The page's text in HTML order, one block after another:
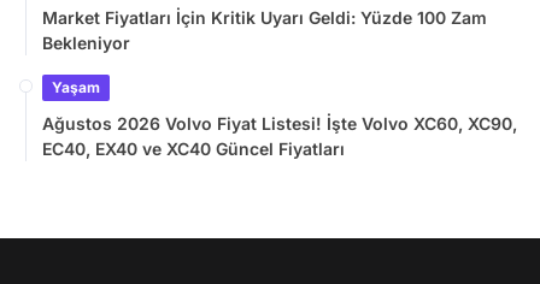
Market Fiyatları İçin Kritik Uyarı Geldi: Yüzde 100 Zam
Bekleniyor
Yaşam
Ağustos 2026 Volvo Fiyat Listesi! İşte Volvo XC60, XC90,
EC40, EX40 ve XC40 Güncel Fiyatları